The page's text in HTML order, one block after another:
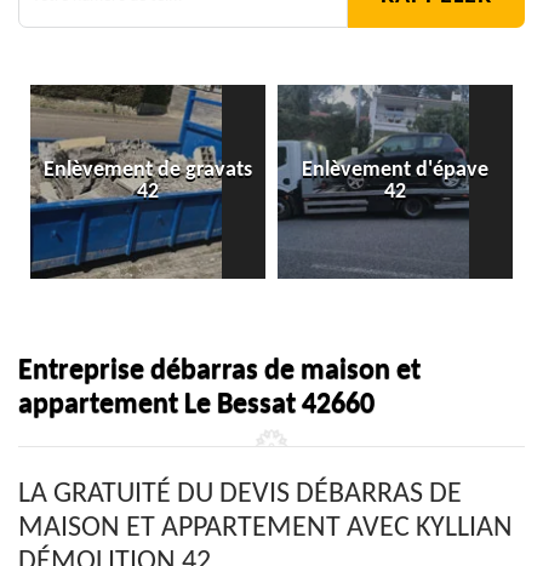
Enlèvement de gravats
42
Enlèvement d'épave
42
Entreprise débarras de maison et
appartement Le Bessat 42660
LA GRATUITÉ DU DEVIS DÉBARRAS DE
MAISON ET APPARTEMENT AVEC KYLLIAN